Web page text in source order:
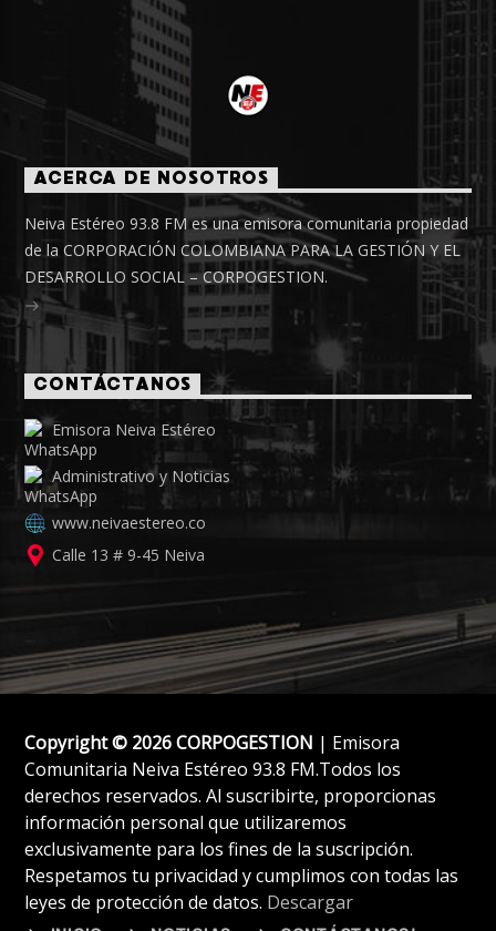
ACERCA DE NOSOTROS
Neiva Estéreo 93.8 FM es una emisora comunitaria propiedad
de la CORPORACIÓN COLOMBIANA PARA LA GESTIÓN Y EL
DESARROLLO SOCIAL – CORPOGESTION.
CONTÁCTANOS
Emisora Neiva Estéreo
Administrativo y Noticias
www.neivaestereo.co
Calle 13 # 9-45 Neiva
Copyright © 2026 CORPOGESTION | Emisora
Comunitaria Neiva Estéreo 93.8 FM.Todos los
derechos reservados. Al suscribirte, proporcionas
información personal que utilizaremos
exclusivamente para los fines de la suscripción.
Respetamos tu privacidad y cumplimos con todas las
leyes de protección de datos. Descargar